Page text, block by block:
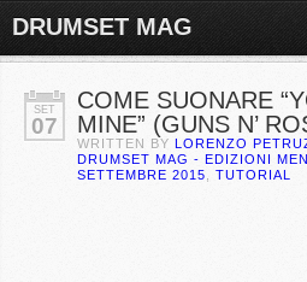
DRUMSET MAG
SET
07
COME SUONARE
MINE” (GUNS N’
WRITTEN BY LORENZO
DRUMSET MAG - EDIZIONI
SETTEMBRE 2015
TUTORIAL